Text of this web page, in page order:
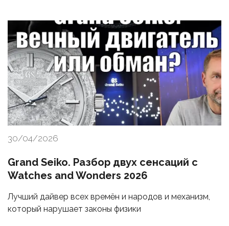
30/04/2026
Grand Seiko. Разбор двух сенсаций с
Watches and Wonders 2026
Лучший дайвер всех времён и народов и механизм,
который нарушает законы физики